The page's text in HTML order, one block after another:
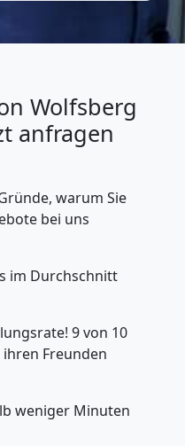
Wolfsberg
anfragen
warum Sie
bei uns
im Durchschnitt
9 von 10
Freunden
weniger Minuten